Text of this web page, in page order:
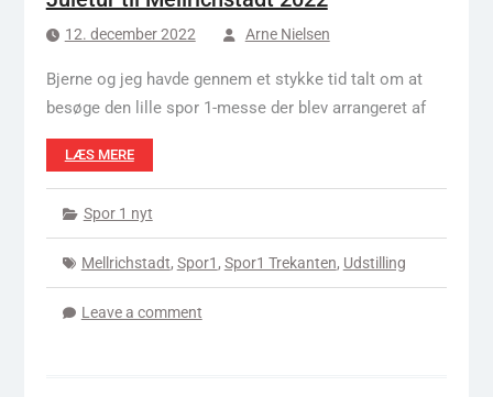
12. december 2022 Arne Nielsen
Bjerne og jeg havde gennem et stykke tid talt om at
besøge den lille spor 1-messe der blev arrangeret af
LÆS MERE
Spor 1 nyt
Mellrichstadt, Spor1 , Spor1 Trekanten, Udstilling
Leave a comment